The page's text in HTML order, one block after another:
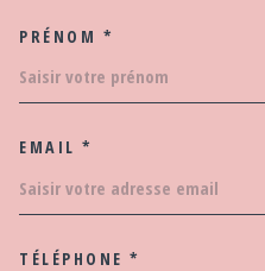
PRÉNOM *
EMAIL *
TÉLÉPHONE *